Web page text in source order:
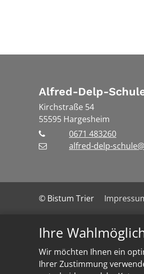
Ihre
Wir möchten Ihnen ein
Ihrer Zustimmung
Alfred-Delp-
Kirchstraße 54
55595 Hargesheim
0671 483260
alfred-delp-
© Bistum Trier